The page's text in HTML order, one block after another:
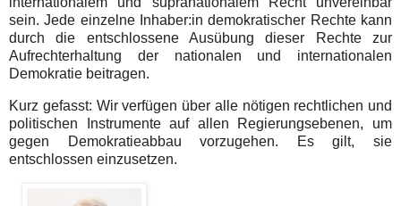
sein. Jede einzelne Inhaber:in demokratischer Rechte kann
durch die entschlossene Ausübung dieser Rechte zur
Aufrechterhaltung der nationalen und internationalen
Demokratie beitragen.
Kurz gefasst: Wir verfügen über alle nötigen rechtlichen und
politischen Instrumente auf allen Regierungsebenen, um
gegen Demokratieabbau vorzugehen. Es gilt, sie
entschlossen einzusetzen.